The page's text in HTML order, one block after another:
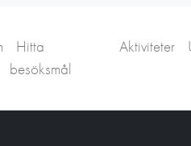
Hitta
besöksmål
Aktiviteter